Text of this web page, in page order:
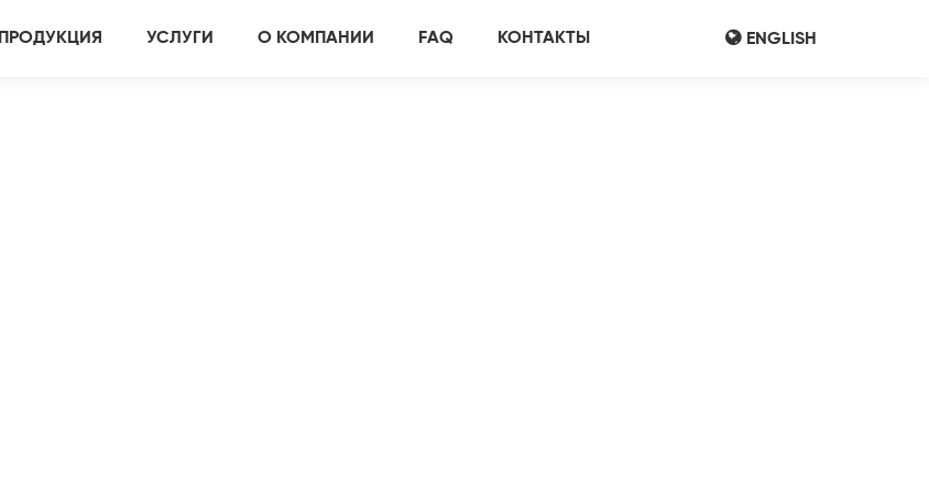
ПРОДУКЦИЯ УСЛУГИ О КОМПАНИИ FAQ КОНТАКТЫ ENGLISH